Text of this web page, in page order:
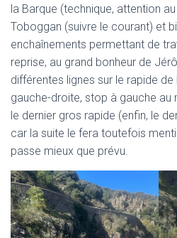
la Barque (technique, attention
Toboggan (suivre le courant) et
enchaînements permettant de
reprise, au grand bonheur de
différentes lignes sur le rapide de
gauche-droite, stop à gauche au
le dernier gros rapide (enfin, le
car la suite le fera toutefois
passe mieux que prévu.